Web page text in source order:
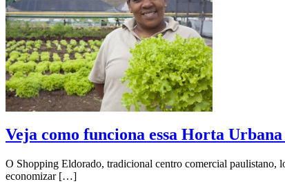
Veja como funciona essa Horta Urbana
O Shopping Eldorado, tradicional centro comercial paulistano,
economizar […]